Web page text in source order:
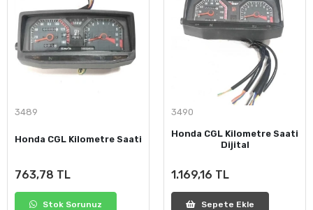
3489
Honda CGL Kilometre Saati
763,78 TL
Stok Sorunuz
3490
Honda CGL Kilometre Saati
Dijital
1.169,16 TL
Sepete Ekle